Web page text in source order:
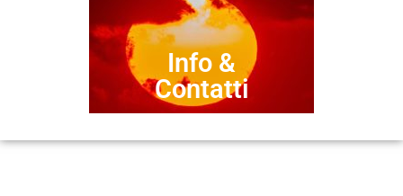
Info &
Contatti